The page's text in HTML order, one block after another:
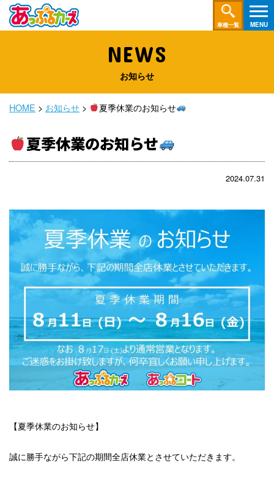
車種一覧
NEWS
お知らせ
HOME > お知らせ > 夏季休業のお知らせ
夏季休業のお知らせ
2024.07.31
【夏季休業のお知らせ】
誠に勝手ながら下記の期間全店休業とさせていただきます。